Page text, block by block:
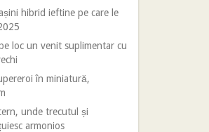
hibrid ieftine pe care le
loc un venit suplimentar cu
în miniatură,
unde trecutul și
armonios